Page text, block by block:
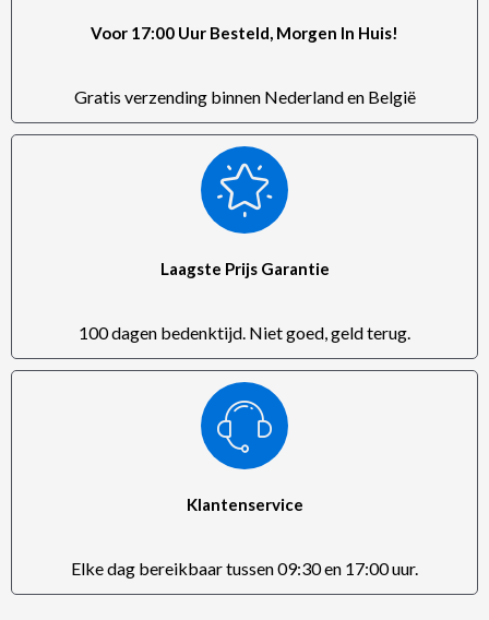
Voor 17:00 Uur Besteld, Morgen In Huis!
Gratis verzending binnen Nederland en België
Laagste Prijs Garantie
100 dagen bedenktijd. Niet goed, geld terug.
Klantenservice
Elke dag bereikbaar tussen 09:30 en 17:00 uur.